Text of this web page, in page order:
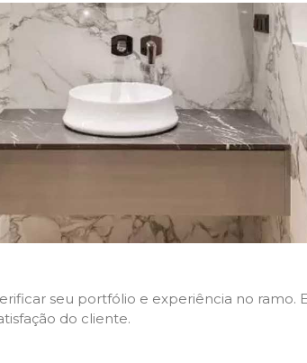
seu portfólio e experiência no ramo.
do cliente.